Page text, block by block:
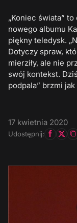
„Koniec świata”
nowego albumu
piękny teledysk.
Dotyczy spraw,
mierziły, ale nie
swój kontekst.
podpala” brzmi
17 kwietnia 2020
Udostępnij: